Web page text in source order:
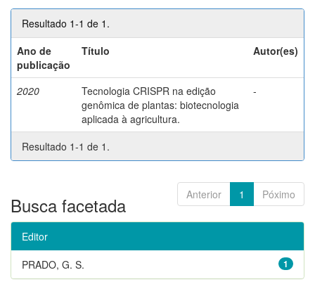
Resultado 1-1 de 1.
Ano de
publicação
Título Autor(es)
2020
Tecnologia CRISPR na edição
genômica de plantas: biotecnologia
aplicada à agricultura.
-
Resultado 1-1 de 1.
Anterior 1 Póximo
Busca facetada
Editor
1
PRADO, G. S.